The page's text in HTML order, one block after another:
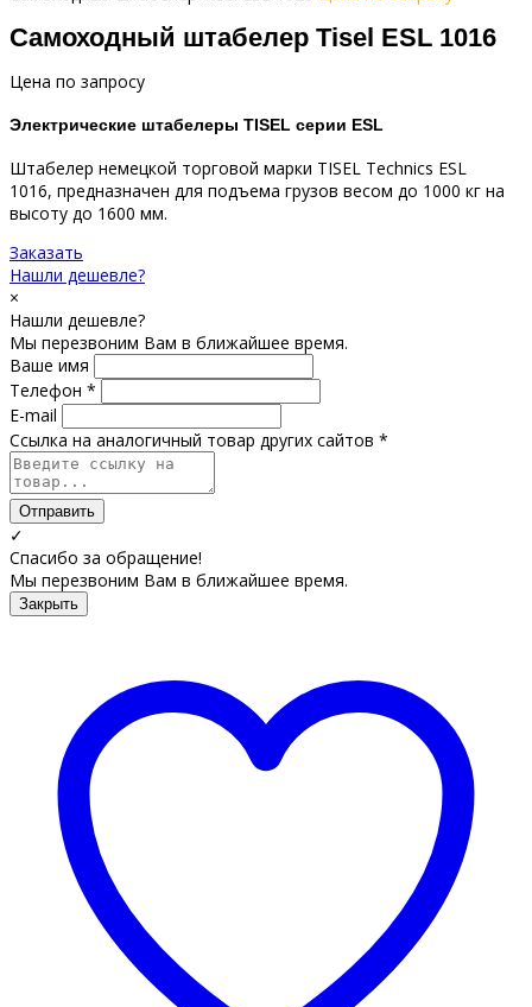
Самоходный штабелер Tisel ESL 1016
Цена по запросу
Электрические штабелеры TISEL серии ESL
Штабелер немецкой торговой марки TISEL Technics ESL
1016, предназначен для подъема грузов весом до 1000 кг на
высоту до 1600 мм.
Заказать
Нашли дешевле?
×
Нашли дешевле?
Мы перезвоним Вам в ближайшее время.
Ваше имя
Телефон *
E-mail
Ссылка на аналогичный товар других сайтов *
Отправить
✓
Спасибо за обращение!
Мы перезвоним Вам в ближайшее время.
Закрыть